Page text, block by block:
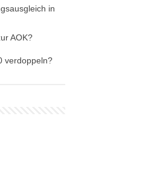
in
AOK?
verdoppeln?